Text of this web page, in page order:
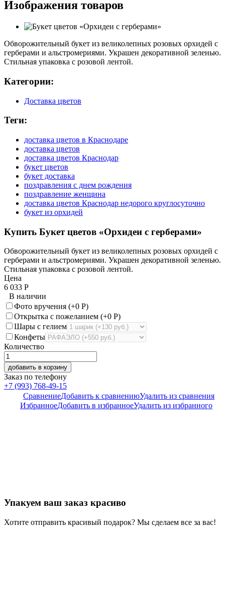
Изображения товаров
Обворожительный букет из великолепных розовых орхидей с
герберами и альстромериями. Украшен декоративной зеленью.
Стильная упаковка с розовой лентой.
Категории:
Доставка цветов
Теги:
доставка цветов в Краснодаре
доставка цветов
доставка цветов Краснодар
букет цветов
букет доставка
поздравления с днем рождения
поздравление женщина
доставка цветов Краснодар недорого круглосуточно
букет из орхидей
Купить Букет цветов «Орхидеи с герберами»
Обворожительный букет из великолепных розовых орхидей с
герберами и альстромериями. Украшен декоративной зеленью.
Стильная упаковка с розовой лентой.
Цена
6 033 Р
В наличии
Фото вручения (+0 Р)
Открытка с пожеланием (+0 Р)
Шары с гелием
Конфеты
Количество
добавить в корзину
Заказ по телефону
+7 (993) 768-49-15
СравнениеДобавить к сравнениюУдалить из сравнения
ИзбранноеДобавить в избранноеУдалить из избранного
Упакуем ваш заказ красиво
Хотите отправить красивый подарок? Мы сделаем все за вас!